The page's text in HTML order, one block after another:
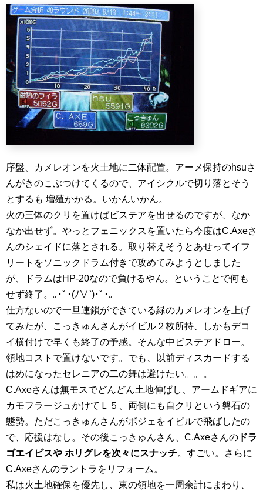
序盤、カメレオンを火土地に二体配置。アーメ保持のhsuさ
んがきのこぶつけてくるので、アイシクルで切り落とそう
とするも 増殖かかる。いかんいかん。
火の三体のクリを置けばビステアを出せるのですが、なか
なか出せず。やっとフェニックスを置いたら今度はC.Axeさ
んのシェイドに落とされる。取り替えそうとあせってイフ
リートをソニックドラム付きで攻めてみようとしました
が、ドラムはHP-20なので負けるやん。ということで何も
せず終了。｡･ﾟ･(ﾉ∀`)･ﾟ･｡
仕方ないので一旦連鎖ができている緑のカメレオンを上げ
てみたが、こっきゅんさんがイビル２枚所持、しかもデコ
イ横付けで早くも終了の予感。そんな中ビステアドロー。
領地コストで置けないです。でも、以前ディスカードする
はめになったセレニアの二の舞は避けたい。。。
C.Axeさんは無モスでどんどん土地伸ばし、アームドギアに
カモフラージュかけてＬ５、両側にも自クリという磐石の
態勢。ただこっきゅんさんがボジェをイビルで飛ばしたの
で、応援はなし。その後こっきゅんさん、C.Axeさんの ドラ
ゴエイビスや ホリグレを次々にスナッチ。すごい。さらに
C.Axeさんのラントラをリフォーム。
私は火土地確保を優先し、東の領地を一周余計にまわり、